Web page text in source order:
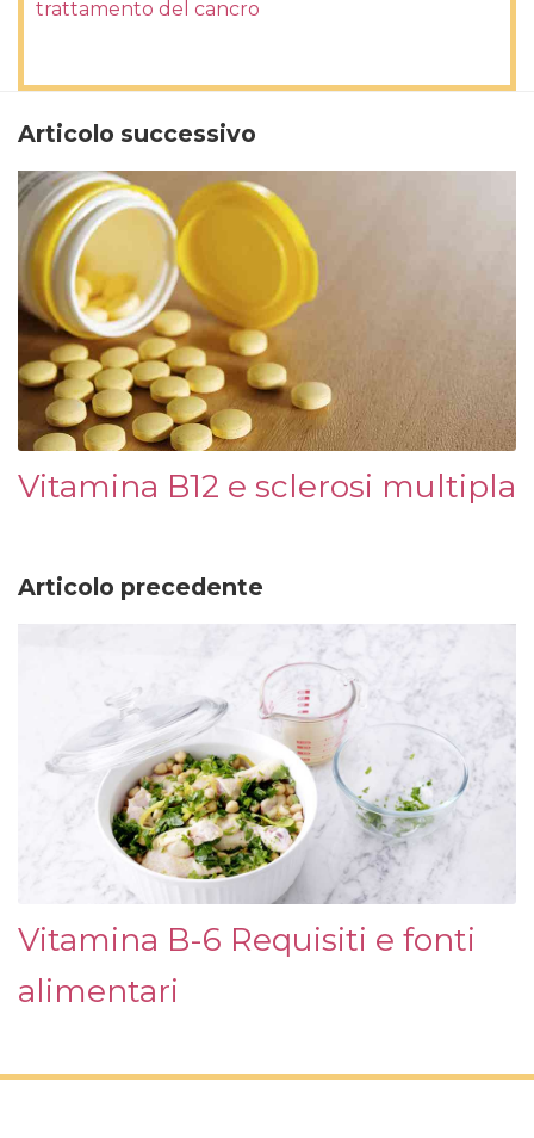
trattamento del cancro
Articolo successivo
Vitamina B12 e sclerosi multipla
Articolo precedente
Vitamina B-6 Requisiti e fonti
alimentari